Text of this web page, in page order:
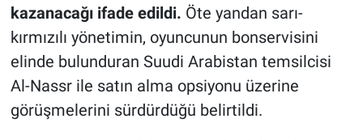
kazanacağı ifade edildi. Öte yandan sarı-
kırmızılı yönetimin, oyuncunun bonservisini
elinde bulunduran Suudi Arabistan temsilcisi
Al-Nassr ile satın alma opsiyonu üzerine
görüşmelerini sürdürdüğü belirtildi.